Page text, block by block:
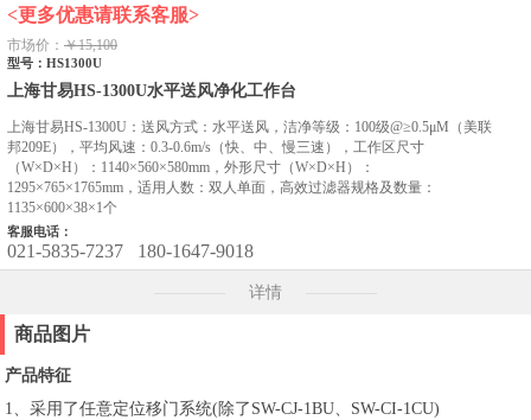
<更多优惠请联系客服>
市场价： ￥15,100
型号：HS1300U
上海甘易HS-1300U水平送风净化工作台
上海甘易HS-1300U：送风方式：水平送风，洁净等级：100级@≥0.5μM（美联
邦209E），平均风速：0.3-0.6m/s（快、中、慢三速），工作区尺寸
（W×D×H）：1140×560×580mm，外形尺寸（W×D×H）：
1295×765×1765mm，适用人数：双人单面，高效过滤器规格及数量：
1135×600×38×1个
客服电话：
021-5835-7237 180-1647-9018
详情
商品图片
产品特征
1、采用了任意定位移门系统(除了SW-CJ-1BU、SW-CI-1CU)